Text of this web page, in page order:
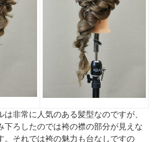
は非常に人気のある髪型なのですが、
下ろしたのでは袴の襟の部分が見えな
。それでは袴の魅力も台なしですの